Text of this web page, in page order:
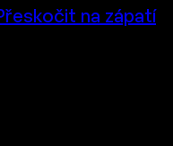
na zápatí